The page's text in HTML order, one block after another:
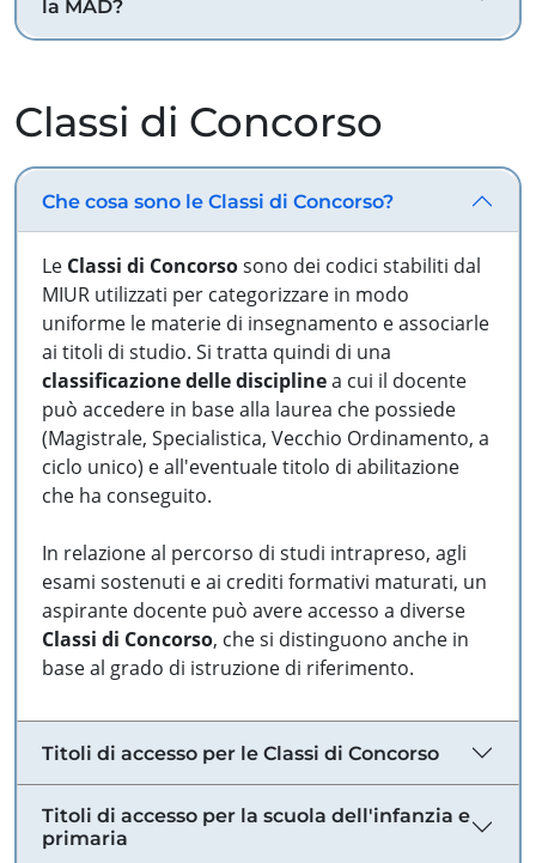
la MAD?
Classi di Concorso
Che cosa sono le Classi di Concorso?
Le Classi di Concorsosono dei codici stabiliti dal
MIUR utilizzati per categorizzare in modo
uniforme le materie di insegnamento e associarle
ai titoli di studio. Si tratta quindi di una
classificazione delle disciplinea cui il docente
può accedere in base alla laurea che possiede
(Magistrale, Specialistica, Vecchio Ordinamento, a
ciclo unico) e all'eventuale titolo di abilitazione
che ha conseguito.
In relazione al percorso di studi intrapreso, agli
esami sostenuti e ai crediti formativi maturati, un
aspirante docente può avere accesso a diverse
Classi di Concorso, che si distinguono anche in
base al grado di istruzione di riferimento.
Titoli di accesso per le Classi di Concorso
Titoli di accesso per la scuola dell'infanzia e
primaria